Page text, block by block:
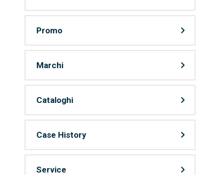
Promo
Marchi
Cataloghi
Case History
Service